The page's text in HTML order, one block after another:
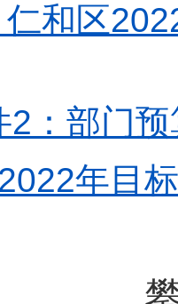
仁和区
2：部门
年目